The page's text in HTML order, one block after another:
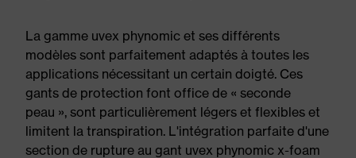
La gamme uvex phynomic et ses différents
modèles sont parfaitement adaptés à toutes les
applications nécessitant un certain doigté. Ces
gants de protection font office de « seconde
peau », sont particulièrement légers et flexibles et
limitent la transpiration. L'intégration parfaite d'une
section de rupture au gant uvex phynomic x-foam